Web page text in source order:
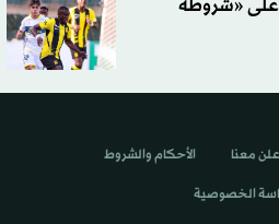
على «شروطه
معنا الأحكام والشروط
الخصوصية